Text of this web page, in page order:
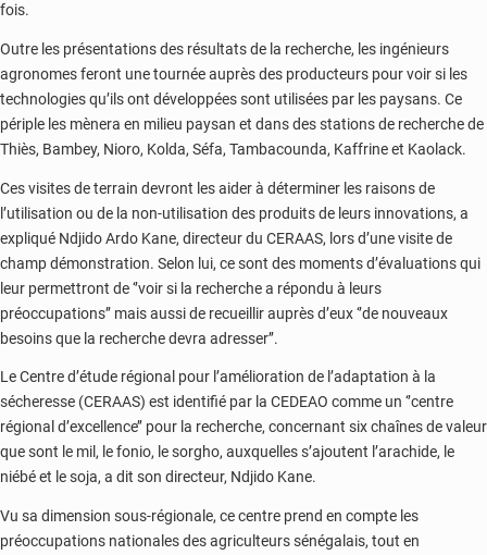
fois.
Outre les présentations des résultats de la recherche, les ingénieurs
agronomes feront une tournée auprès des producteurs pour voir si les
technologies qu’ils ont développées sont utilisées par les paysans. Ce
périple les mènera en milieu paysan et dans des stations de recherche de
Thiès, Bambey, Nioro, Kolda, Séfa, Tambacounda, Kaffrine et Kaolack.
Ces visites de terrain devront les aider à déterminer les raisons de
l’utilisation ou de la non-utilisation des produits de leurs innovations, a
expliqué Ndjido Ardo Kane, directeur du CERAAS, lors d’une visite de
champ démonstration. Selon lui, ce sont des moments d’évaluations qui
leur permettront de ‘’voir si la recherche a répondu à leurs
préoccupations’’ mais aussi de recueillir auprès d’eux ‘’de nouveaux
besoins que la recherche devra adresser’’.
Le Centre d’étude régional pour l’amélioration de l’adaptation à la
sécheresse (CERAAS) est identifié par la CEDEAO comme un ‘’centre
régional d’excellence’’ pour la recherche, concernant six chaînes de valeur
que sont le mil, le fonio, le sorgho, auxquelles s’ajoutent l’arachide, le
niébé et le soja, a dit son directeur, Ndjido Kane.
Vu sa dimension sous-régionale, ce centre prend en compte les
préoccupations nationales des agriculteurs sénégalais, tout en